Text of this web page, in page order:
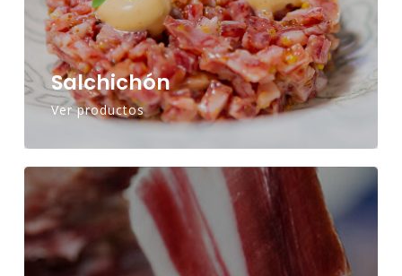
Salchichón
Ver productos